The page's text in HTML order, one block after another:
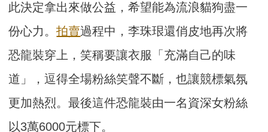
此決定拿出來做公益，希望能為流浪貓狗盡一
份心力。拍賣過程中，李珠珢還俏皮地再次將
恐龍裝穿上，笑稱要讓衣服「充滿自己的味
道」，逗得全場粉絲笑聲不斷，也讓競標氣氛
更加熱烈。最後這件恐龍裝由一名資深女粉絲
以3萬6000元標下。